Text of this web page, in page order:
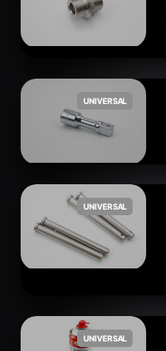
UNIVERSAL
UNIVERSAL
UNIVERSAL